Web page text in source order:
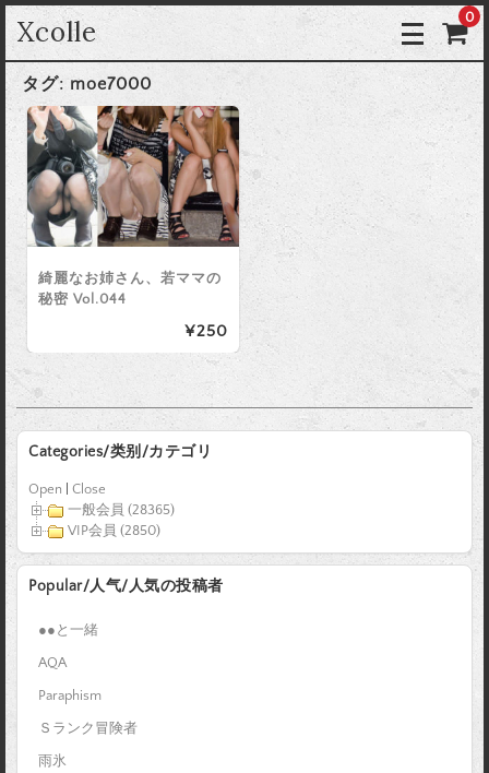
Xcolle 0
タグ: moe7000
綺麗なお姉さん、若ママの
秘密 Vol.044
¥250
Categories/类别/カテゴリ
Open
Close
一般会員 (28365)
VIP会員 (2850)
Popular/人气/人気の投稿者
●●と一緒
AQA
Paraphism
Ｓランク冒険者
雨氷